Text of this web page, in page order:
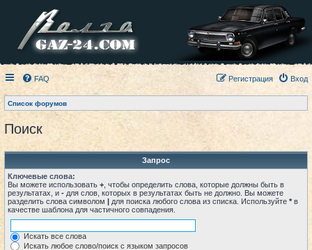
FAQ Вход
Регистрация
Список форумов
Поиск
Запрос
Ключевые слова:
Вы можете использовать + , чтобы определить слова, которые должны быть в
результатах, и - для слов, которых в результатах быть не должно. Вы можете
разделить слова символом | для поиска любого слова из списка. Используйте * в
качестве шаблона для частичного совпадения.
Искать все слова
Искать любое слово/поиск с языком запросов